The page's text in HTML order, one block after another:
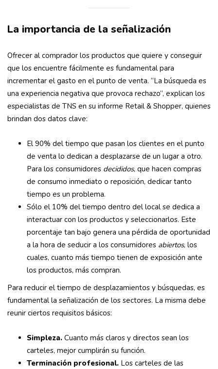
La importancia de la señalización
Ofrecer al comprador los productos que quiere y conseguir
que los encuentre fácilmente es fundamental para
incrementar el gasto en el punto de venta. “La búsqueda es
una experiencia negativa que provoca rechazo”, explican los
especialistas de TNS en su informe Retail & Shopper, quienes
brindan dos datos clave:
El 90% del tiempo que pasan los clientes en el punto
de venta lo dedican a desplazarse de un lugar a otro.
Para los consumidores decididos, que hacen compras
de consumo inmediato o reposición, dedicar tanto
tiempo es un problema.
Sólo el 10% del tiempo dentro del local se dedica a
interactuar con los productos y seleccionarlos. Este
porcentaje tan bajo genera una pérdida de oportunidad
a la hora de seducir a los consumidores abiertos, los
cuales, cuanto más tiempo tienen de exposición ante
los productos, más compran.
Para reducir el tiempo de desplazamientos y búsquedas, es
fundamental la señalización de los sectores. La misma debe
reunir ciertos requisitos básicos:
Simpleza. Cuanto más claros y directos sean los
carteles, mejor cumplirán su función.
Terminación profesional. Los carteles de las